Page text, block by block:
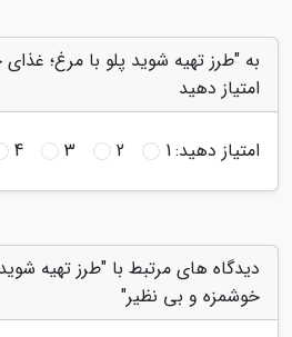
به "طرز تهیه شوید پلو با مرغ؛
امتیاز دهید
امتیاز دهید:1
2
3
4
دیدگاه های مرتبط با "طرز تهیه
خوشمزه و بی نظیر"